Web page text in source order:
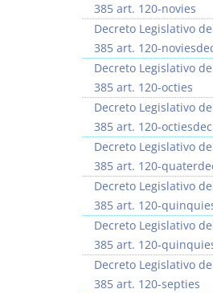
385 art. 120-novies
Decreto Legislativo
385 art. 120-
Decreto Legislativo
385 art. 120-octies
Decreto Legislativo
385 art. 120-
Decreto Legislativo
385 art. 120-
Decreto Legislativo
385 art. 120-
Decreto Legislativo
385 art. 120-
Decreto Legislativo
385 art. 120-septies
Usufrutto Uso e
Versione ebook€ 4,19